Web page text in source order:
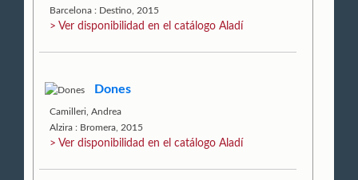
Barcelona : Destino, 2015
> Ver disponibilidad en el catálogo Aladí
Dones
Camilleri, Andrea
Alzira : Bromera, 2015
> Ver disponibilidad en el catálogo Aladí